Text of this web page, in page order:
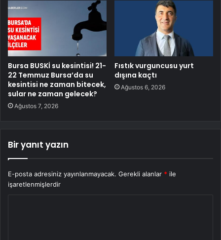
Bursa BUSKİ su kesintisi! 21-
22 Temmuz Bursa’da su
kesintisi ne zaman bitecek,
sular ne zaman gelecek?
Ağustos 7, 2026
Fıstık vurguncusu yurt
dışına kaçtı
Ağustos 6, 2026
Bir yanıt yazın
E-posta adresiniz yayınlanmayacak. Gerekli alanlar * ile
işaretlenmişlerdir